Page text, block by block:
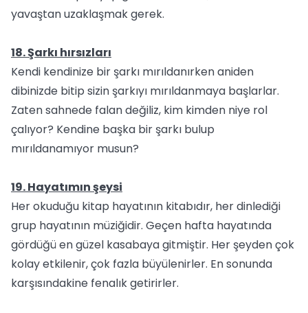
yavaştan uzaklaşmak gerek.
18. Şarkı hırsızları
Kendi kendinize bir şarkı mırıldanırken aniden
dibinizde bitip sizin şarkıyı mırıldanmaya başlarlar.
Zaten sahnede falan değiliz, kim kimden niye rol
çalıyor? Kendine başka bir şarkı bulup
mırıldanamıyor musun?
19. Hayatımın şeysi
Her okuduğu kitap hayatının kitabıdır, her dinlediği
grup hayatının müziğidir. Geçen hafta hayatında
gördüğü en güzel kasabaya gitmiştir. Her şeyden çok
kolay etkilenir, çok fazla büyülenirler. En sonunda
karşısındakine fenalık getirirler.